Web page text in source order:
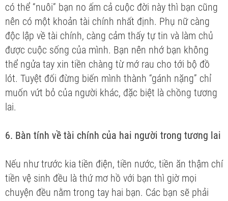
có thể “nuôi” bạn no ấm cả cuộc đời này thì bạn cũng
nên có một khoản tài chính nhất định. Phụ nữ càng
độc lập về tài chính, càng cảm thấy tự tin và làm chủ
được cuộc sống của mình. Bạn nên nhớ bạn không
thể ngửa tay xin tiền chàng từ mớ rau cho tới bộ đồ
lót. Tuyệt đối đừng biến mình thành “gánh nặng” chỉ
muốn vứt bỏ của người khác, đặc biệt là chồng tương
lai.
6. Bàn tính về tài chính của hai người trong tương lai
Nếu như trước kia tiền điện, tiền nước, tiền ăn thậm chí
tiền vệ sinh đều là thứ mơ hồ với bạn thì giờ mọi
chuyện đều nằm trong tay hai bạn. Các bạn sẽ phải